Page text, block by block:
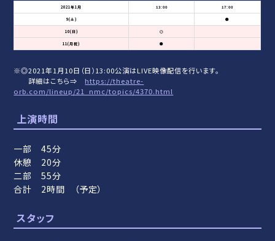
2021年1月 13:00 17:00
9(土) ●
10(日) ◎
11(月祝) ●
※◎2021年1月10日（日）13:00公演はLIVE映像配信を行います。
詳細はこちら⇒ https://theatre-
orb.com/lineup/21_nmc/topics/4370.html
上演時間
一部 45分
休憩 20分
二部 55分
合計 2時間 （予定）
スタッフ